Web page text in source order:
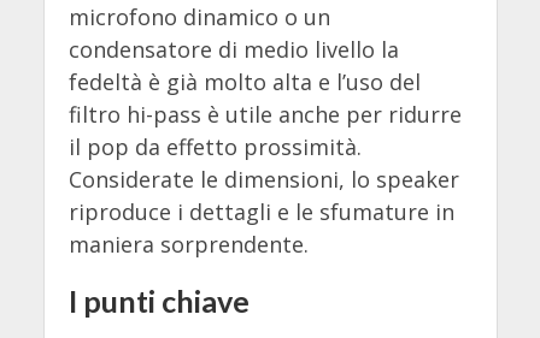
microfono dinamico o un
condensatore di medio livello la
fedeltà è già molto alta e l’uso del
filtro hi-pass è utile anche per ridurre
il pop da effetto prossimità.
Considerate le dimensioni, lo speaker
riproduce i dettagli e le sfumature in
maniera sorprendente.
I punti chiave